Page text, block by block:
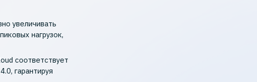
увеличивать
нагрузок,
соответствует
гарантируя